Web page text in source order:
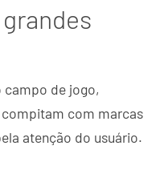
campo de jogo,
com marcas
atenção do usuário.